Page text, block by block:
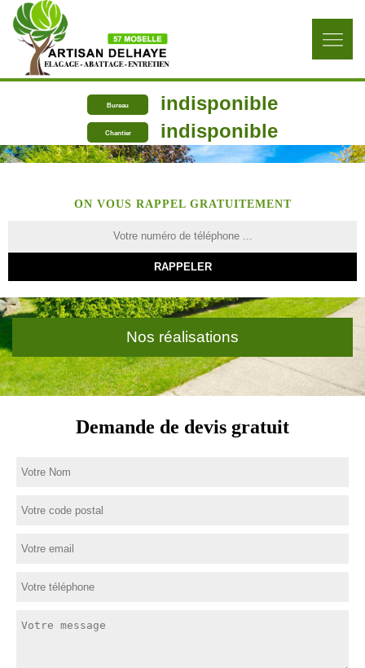
Bureau indisponible
Chantier indisponible
ON VOUS RAPPEL GRATUITEMENT
Nos réalisations
Demande de devis gratuit